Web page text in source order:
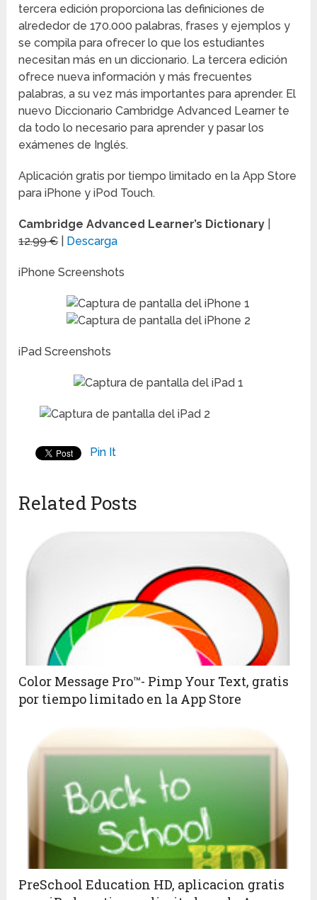
tercera edición proporciona las definiciones de
alrededor de 170.000 palabras, frases y ejemplos y
se compila para ofrecer lo que los estudiantes
necesitan más en un diccionario. La tercera edición
ofrece nueva información y más frecuentes
palabras, a su vez más importantes para aprender. El
nuevo Diccionario Cambridge Advanced Learner te
da todo lo necesario para aprender y pasar los
exámenes de Inglés.
Aplicación gratis por tiempo limitado en la App Store
para iPhone y iPod Touch.
Cambridge Advanced Learner’s Dictionary
12.99 €
Descarga
iPhone Screenshots
iPad Screenshots
Pin It
Related Posts
Color Message Pro™- Pimp Your Text, gratis
por tiempo limitado en la App Store
PreSchool Education HD, aplicacion gratis